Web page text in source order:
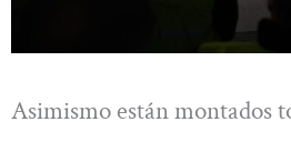
Asimismo están montados